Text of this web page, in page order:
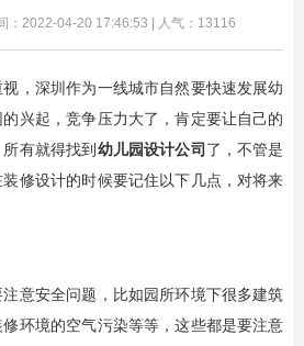
：2022-04-20 17:46:53 | 人气：13116
，深圳作为一线城市自然要快速发展幼
兴起，竞争压力大了，肯定要让自己的
有就得找到 幼儿园设计公司 了，不管是
修设计的时候要记住以下几点，对将来
意安全问题，比如园所环境下很多建筑
环境的空气污染等等，这些都是要注意